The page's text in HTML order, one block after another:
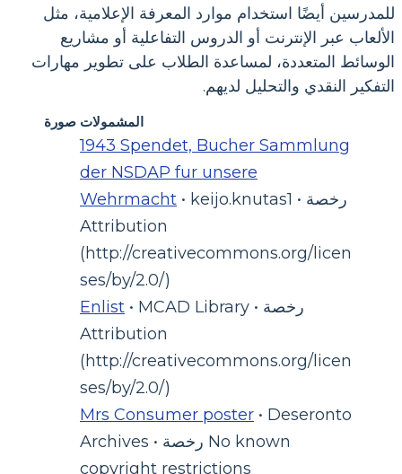
للمدرسين أيضًا استخدام موارد المعرفة الإعلامية، مثل
الألعاب عبر الإنترنت أو الدروس التفاعلية أو مشاريع
الوسائط المتعددة، لمساعدة الطلاب على تطوير مهارات
التفكير النقدي والتحليل لديهم.
المشمولات صورة
1943 Spendet, Bucher Sammlung
der NSDAP fur unsere
Wehrmacht • keijo.knutas1 • رخصة
Attribution
(http://creativecommons.org/licen
ses/by/2.0/)
Enlist • MCAD Library • رخصة
Attribution
(http://creativecommons.org/licen
ses/by/2.0/)
Mrs Consumer poster • Deseronto
Archives • رخصة No known
copyright restrictions